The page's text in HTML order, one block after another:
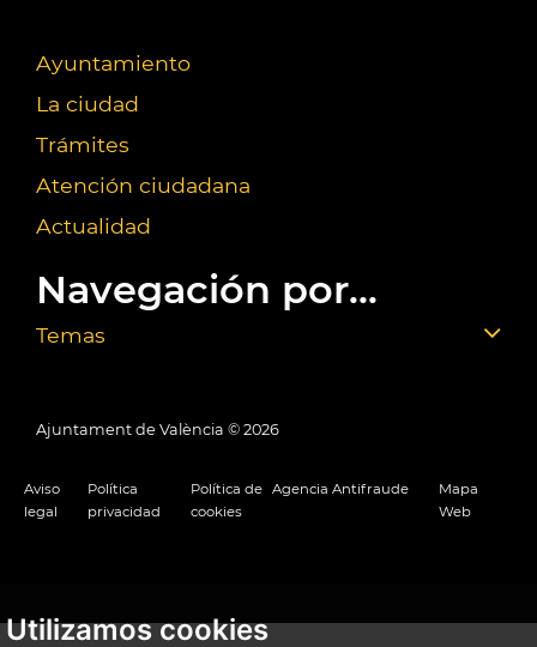
Utilizamos cookies
Ayuntamiento
La ciudad
Trámites
Atención ciudadana
Actualidad
Navegación por...
Temas
Ajuntament de València © 2026
Aviso
legal
Política
privacidad
Política de
cookies
Agencia Antifraude
Mapa
Web